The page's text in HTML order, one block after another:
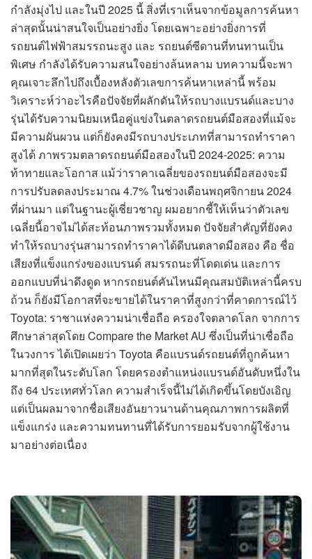
กำลังมุ่งไป และในปี 2025 นี้ สิ่งที่เราเห็นจากข้อมูลการค้นหา
ล่าสุดนั้นน่าสนใจเป็นอย่างยิ่ง โดยเฉพาะอย่างยิ่งการที่
รถยนต์ไฟฟ้าสมรรถนะสูง และ รถยนต์ซีดานที่ทนทานเป็น
พิเศษ กำลังได้รับความสนใจอย่างล้นหลาม บทความนี้จะพา
คุณเจาะลึกไปถึงเบื้องหลังตัวเลขการค้นหาเหล่านี้ พร้อม
วิเคราะห์ว่าอะไรคือปัจจัยที่ผลักดันให้รถบางแบรนด์และบาง
รุ่นได้รับความนิยมเหนือคู่แข่งในตลาดรถยนต์มือสองที่แม้จะ
มีความผันผวน แต่ก็ยังคงมีรถบางประเภทที่สามารถทำราคา
สูงได้ ภาพรวมตลาดรถยนต์มือสองในปี 2024-2025: ความ
ท้าทายและโอกาส แม้ว่าราคาเฉลี่ยของรถยนต์มือสองจะมี
การปรับลดลงประมาณ 4.7% ในช่วงเดือนพฤศจิกายน 2024
ที่ผ่านมา แต่ในฐานะผู้เชี่ยวชาญ ผมอยากชี้ให้เห็นว่าตัวเลข
เฉลี่ยนี้อาจไม่ได้สะท้อนภาพรวมทั้งหมด ปัจจัยสำคัญที่ยังคง
ทำให้รถบางรุ่นสามารถทำราคาได้ดีบนตลาดมือสอง คือ ชื่อ
เสียงที่แข็งแกร่งของแบรนด์ สมรรถนะที่โดดเด่น และการ
ออกแบบที่น่าดึงดูด หากรถยนต์คันไหนมีคุณสมบัติเหล่านี้ครบ
ถ้วน ก็ยังมีโอกาสที่จะขายได้ในราคาที่สูงกว่าที่คาดการณ์ไว้
Toyota: ราชาแห่งความน่าเชื่อถือ ครองใจตลาดโลก จากการ
ศึกษาล่าสุดโดย Compare the Market AU ซึ่งเป็นที่น่าเชื่อถือ
ในวงการ ได้เปิดเผยว่า Toyota คือแบรนด์รถยนต์ที่ถูกค้นหา
มากที่สุดในระดับโลก โดยครองตำแหน่งแบรนด์อันดับหนึ่งใน
ถึง 64 ประเทศทั่วโลก ความสำเร็จนี้ไม่ได้เกิดขึ้นโดยบังเอิญ
แต่เป็นผลมาจากชื่อเสียงอันยาวนานด้านคุณภาพการผลิตที่
แข็งแกร่ง และความทนทานที่ได้รับการยอมรับจากผู้ใช้งาน
มาอย่างต่อเนื่อง